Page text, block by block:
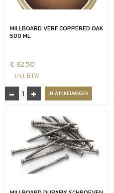
MILLBOARD VERF COPPERED OAK
500 ML
€ 62,50
incl. BTW
-
Millboard
verf
aantal
+ IN WINKELWAGEN